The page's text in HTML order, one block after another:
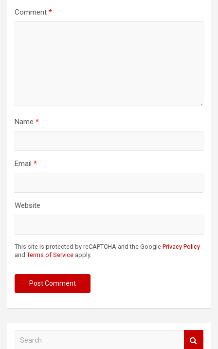
Comment *
Name *
Email *
Website
This site is protected by reCAPTCHA and the Google Privacy Policy
and Terms of Service apply.